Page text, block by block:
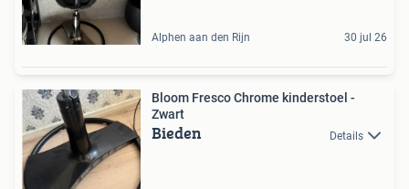
Alphen aan den Rijn 30 jul 26
Bloom Fresco Chrome kinderstoel -
Zwart
Bieden Details